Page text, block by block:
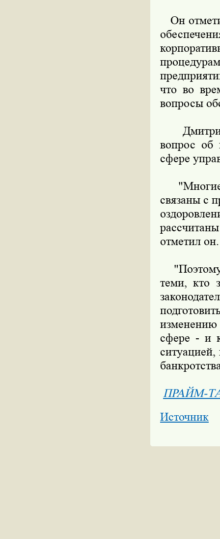
Он
что во
вопросы
Дмитрий
вопрос об
сфере
"Многие
связаны с
отметил он.
теми, кто
сфере - и
ситуацией,
ПРАЙМ-
Источник